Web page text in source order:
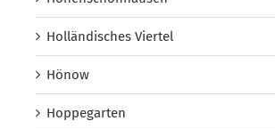
Holländisches Viertel
Hönow
Hoppegarten